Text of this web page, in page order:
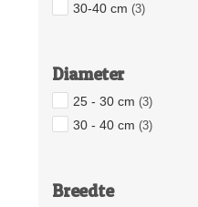
30-40 cm (3)
Diameter
25 - 30 cm (3)
30 - 40 cm (3)
Breedte